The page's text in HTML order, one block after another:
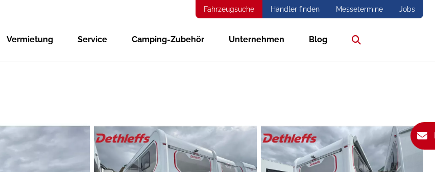
Fahrzeugsuche Händler finden Messetermine Jobs
Vermietung Service Camping-Zubehör Unternehmen Blog